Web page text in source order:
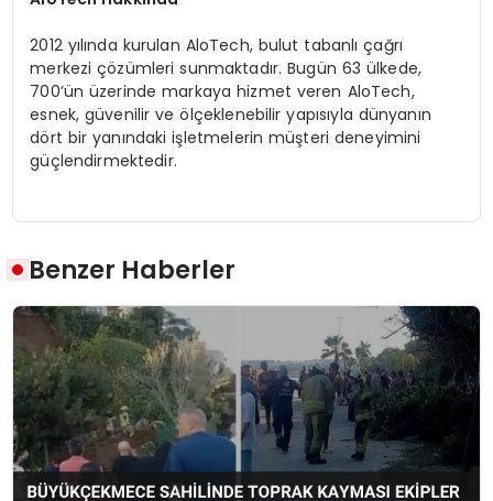
2012 yılında kurulan AloTech, bulut tabanlı çağrı
merkezi çözümleri sunmaktadır. Bugün 63 ülkede,
700’ün üzerinde markaya hizmet veren AloTech,
esnek, güvenilir ve ölçeklenebilir yapısıyla dünyanın
dört bir yanındaki işletmelerin müşteri deneyimini
güçlendirmektedir.
Benzer Haberler